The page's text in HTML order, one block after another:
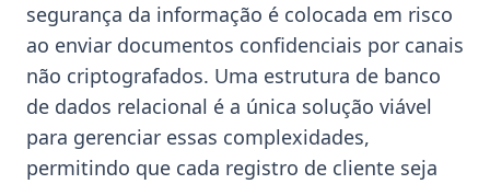
segurança da informação é colocada em risco
ao enviar documentos confidenciais por canais
não criptografados. Uma estrutura de banco
de dados relacional é a única solução viável
para gerenciar essas complexidades,
permitindo que cada registro de cliente seja